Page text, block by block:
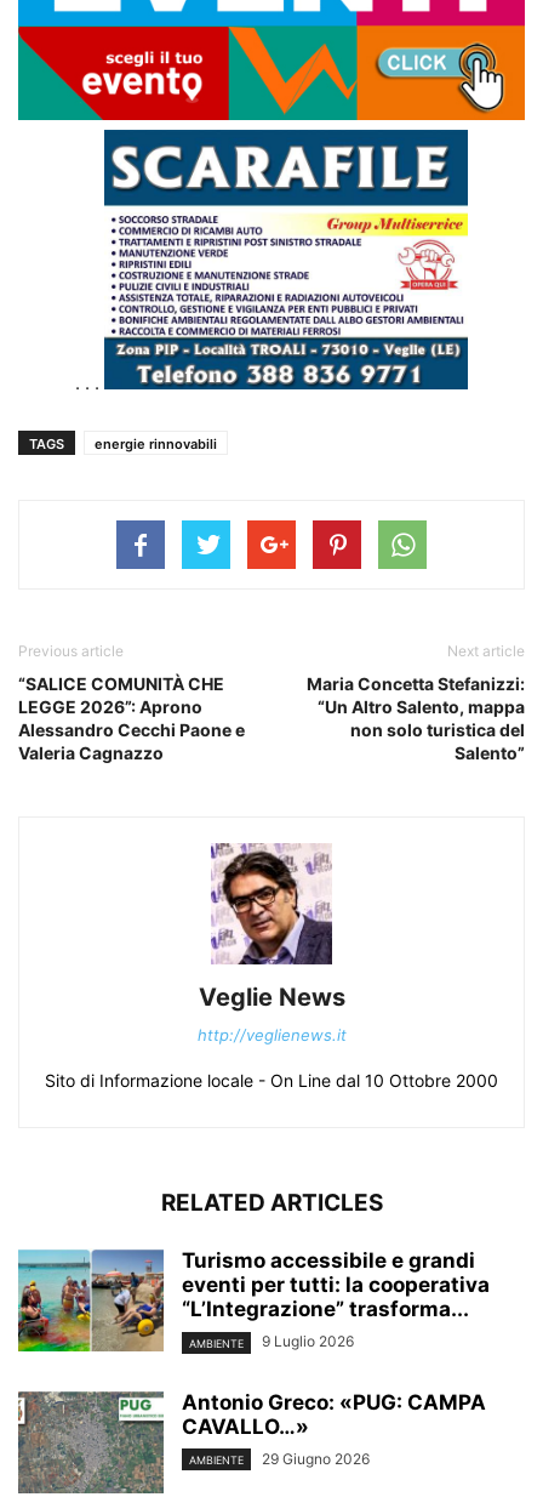
. . .
TAGS energie rinnovabili
Previous article
“SALICE COMUNITÀ CHE
LEGGE 2026”: Aprono
Alessandro Cecchi Paone e
Valeria Cagnazzo
Next article
Maria Concetta Stefanizzi:
“Un Altro Salento, mappa
non solo turistica del
Salento”
Veglie News
http://veglienews.it
Sito di Informazione locale - On Line dal 10 Ottobre 2000
RELATED ARTICLES
Turismo accessibile e grandi
eventi per tutti: la cooperativa
“L’Integrazione” trasforma...
AMBIENTE 9 Luglio 2026
Antonio Greco: «PUG: CAMPA
CAVALLO…»
AMBIENTE 29 Giugno 2026